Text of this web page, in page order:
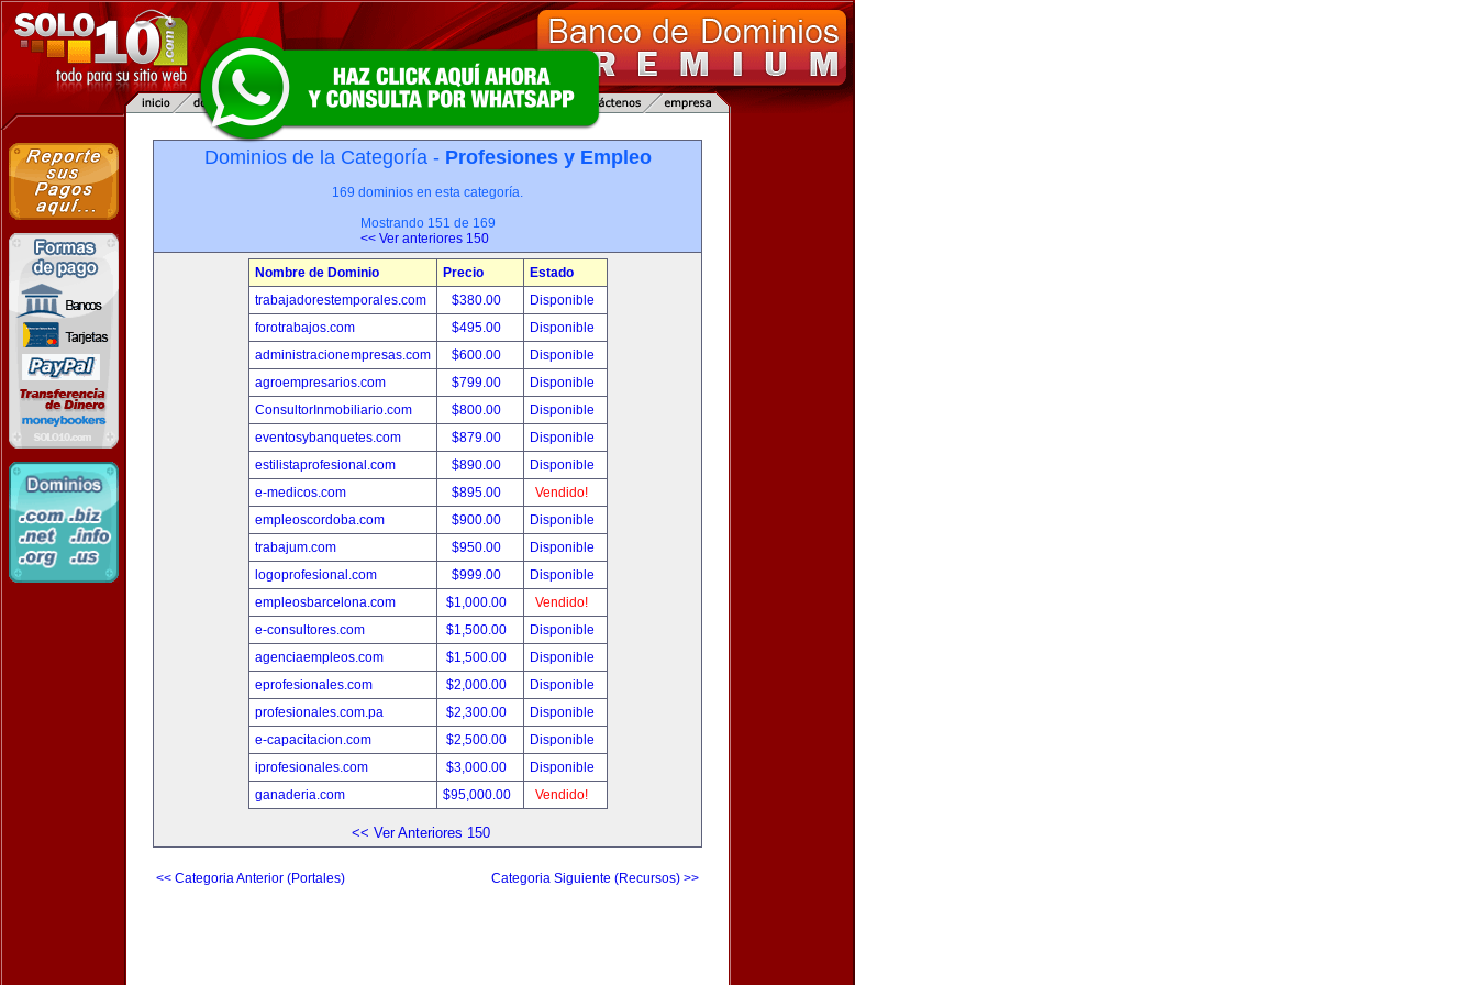
Dominios de la Categoría - Profesiones y Empleo
169 dominios en esta categoría.
Mostrando 151 de 169
<< Ver anteriores 150
Nombre de Dominio Precio
Estado
trabajadorestemporales.com
$380.00
Disponible
forotrabajos.com
$495.00
Disponible
administracionempresas.com
$600.00
Disponible
agroempresarios.com
$799.00
Disponible
ConsultorInmobiliario.com
$800.00
Disponible
eventosybanquetes.com
$879.00
Disponible
estilistaprofesional.com
$890.00
Disponible
e-medicos.com
$895.00
Vendido!
empleoscordoba.com
$900.00
Disponible
trabajum.com
$950.00
Disponible
logoprofesional.com
$999.00
Disponible
empleosbarcelona.com
$1,000.00
Vendido!
e-consultores.com
$1,500.00
Disponible
agenciaempleos.com
$1,500.00
Disponible
eprofesionales.com
$2,000.00
Disponible
profesionales.com.pa
$2,300.00
Disponible
e-capacitacion.com
$2,500.00
Disponible
iprofesionales.com
$3,000.00
Disponible
ganaderia.com
$95,000.00 Vendido!
<< Ver Anteriores 150
<< Categoria Anterior (Portales) Categoria Siguiente (Recursos) >>